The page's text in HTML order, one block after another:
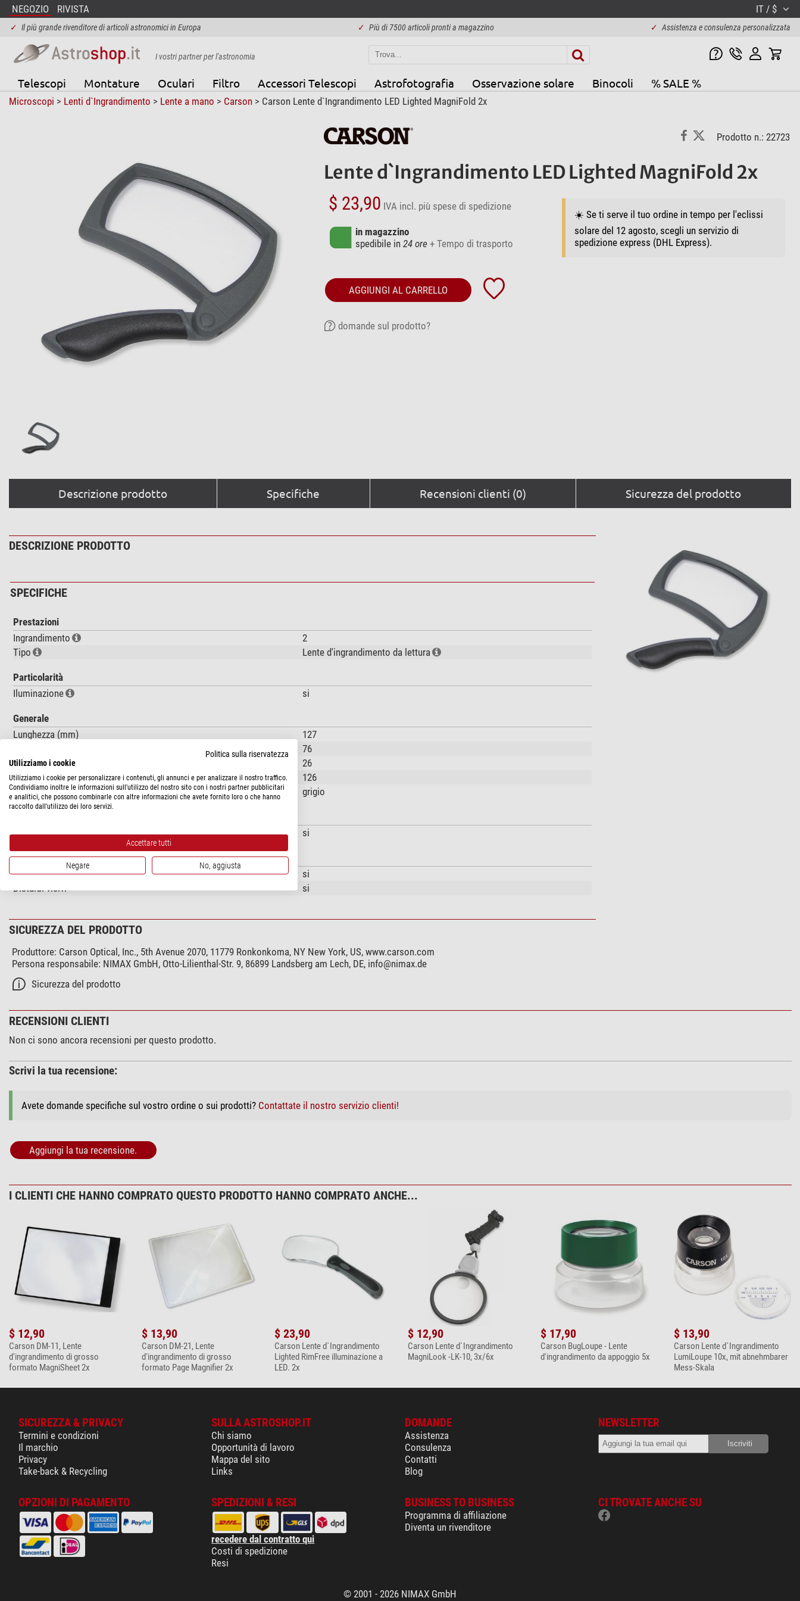
NEGOZIO RIVISTA IT / $
✓ Il più grande rivenditore di articoli astronomici in Europa ✓ Più di 7500 articoli pronti a magazzino ✓ Assistenza e consulenza personalizzata
I vostri partner per l'astronomia
Telescopi Montature Oculari Filtro Accessori Telescopi Astrofotografia Osservazione solare Binocoli % SALE %
Microscopi > Lenti d`Ingrandimento > Lente a mano > Carson> Carson Lente d`Ingrandimento LED Lighted MagniFold 2x
Prodotto n.: 22723
Lente d`Ingrandimento LED Lighted MagniFold 2x
$ 23,90 IVA incl. più spese di spedizione
in magazzino
spedibile in 24 ore + Tempo di trasporto
☀️ Se ti serve il tuo ordine in tempo per l'eclissi
solare del 12 agosto, scegli un servizio di
spedizione express (DHL Express).
AGGIUNGI AL CARRELLO
domande sul prodotto?
Descrizione prodotto Specifiche Recensioni clienti (0) Sicurezza del prodotto
DESCRIZIONE PRODOTTO
SPECIFICHE
Prestazioni
Ingrandimento
2
Tipo
Lente d'ingrandimento da lettura
Particolarità
Iluminazione
si
Generale
Lunghezza (mm)
127
76
Altezza (mm)
26
Peso (g)
126
Colore
grigio
Lenti d`Ingrandimento
si
Campi di utilizzo
Tecnico
si
Disturbi visivi
si
SICUREZZA DEL PRODOTTO
Produttore: Carson Optical, Inc., 5th Avenue 2070, 11779 Ronkonkoma, NY New York, US, www.carson.com
Persona responsabile: NIMAX GmbH, Otto-Lilienthal-Str. 9, 86899 Landsberg am Lech, DE, info@nimax.de
Sicurezza del prodotto
RECENSIONI CLIENTI
Non ci sono ancora recensioni per questo prodotto.
Scrivi la tua recensione:
Avete domande specifiche sul vostro ordine o sui prodotti? Contattate il nostro servizio clienti!
Aggiungi la tua recensione.
I CLIENTI CHE HANNO COMPRATO QUESTO PRODOTTO HANNO COMPRATO ANCHE...
$ 12,90
Carson DM-11, Lente
d'ingrandimento di grosso
formato MagniSheet 2x
$ 13,90
Carson DM-21, Lente
d'ingrandimento di grosso
formato Page Magnifier 2x
$ 23,90
Carson Lente d`Ingrandimento
Lighted RimFree illuminazione a
LED. 2x
$ 12,90
Carson Lente d`Ingrandimento
MagniLook -LK-10, 3x/6x
$ 17,90
Carson BugLoupe - Lente
d'ingrandimento da appoggio 5x
$ 13,90
Carson Lente d`Ingrandimento
LumiLoupe 10x, mit abnehmbarer
Mess-Skala
SICUREZZA & PRIVACY
Termini e condizioni
Il marchio
Privacy
Take-back & Recycling
SULLA ASTROSHOP.IT
Chi siamo
Opportunità di lavoro
Mappa del sito
Links
DOMANDE
Assistenza
Consulenza
Contatti
Blog
NEWSLETTER
OPZIONI DI PAGAMENTO SPEDIZIONI & RESI
recedere dal contratto qui
Costi di spedizione
Resi
BUSINESS TO BUSINESS
Programma di affiliazione
Diventa un rivenditore
CI TROVATE ANCHE SU
© 2001 - 2026 NIMAX GmbH
Politica sulla riservatezza
Utilizziamo i cookie
Utilizziamo i cookie per personalizzare i contenuti, gli annunci e per analizzare il nostro traffico.
Condividiamo inoltre le informazioni sull'utilizzo del nostro sito con i nostri partner pubblicitari
e analitici, che possono combinarle con altre informazioni che avete fornito loro o che hanno
raccolto dall'utilizzo dei loro servizi.
Accettare tutti
Negare No, aggiusta